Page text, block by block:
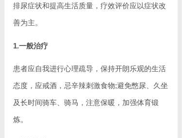
排尿症状和提高生活质量，疗效评价应以症状改
善为主。
1.一般治疗
患者应自我进行心理疏导，保持开朗乐观的生活
态度，应戒酒，忌辛辣刺激食物;避免憋尿、久坐
及长时间骑车、骑马，注意保暖，加强体育锻
炼。